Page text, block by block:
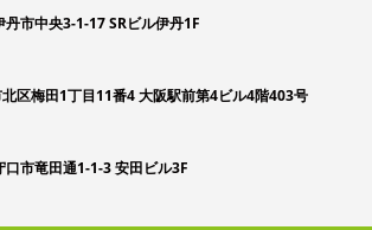
市中央3-1-17 SRビル伊丹1F
区梅田1丁目11番4 大阪駅前第4ビル4階403号
市竜田通1-1-3 安田ビル3F